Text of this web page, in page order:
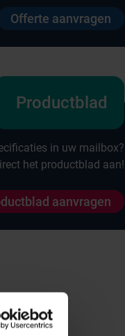
Offerte aanvragen
Productblad
in uw mailbox?
het productblad aan!
aanvragen